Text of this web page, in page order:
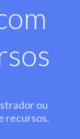
ou
recursos.